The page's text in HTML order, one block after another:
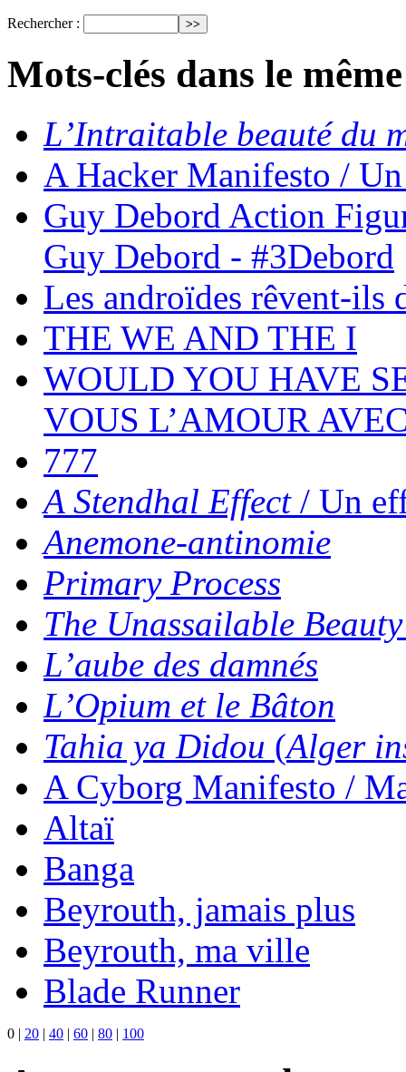
Rechercher :
Mots-clés dans le
L’Intraitable beauté du
A Hacker Manifesto /
Guy Debord Action
Guy Debord - #3Debord
Les androïdes rêvent-ils
THE WE AND THE I
WOULD YOU HAVE
VOUS L’AMOUR
777
A Stendhal Effect / Un
Anemone-antinomie
Primary Process
The Unassailable
L’aube des damnés
L’Opium et le Bâton
Tahia ya Didou (Alger
A Cyborg Manifesto /
Altaï
Banga
Beyrouth, jamais plus
Beyrouth, ma ville
Blade Runner
0 | 20 | 40 | 60 | 80 | 100